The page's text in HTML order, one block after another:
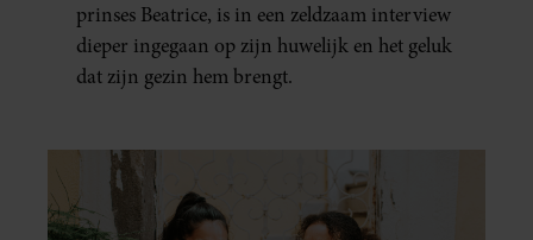
prinses Beatrice, is in een zeldzaam interview
dieper ingegaan op zijn huwelijk en het geluk
dat zijn gezin hem brengt.